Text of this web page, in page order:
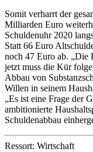
Somit verharrt der
Milliarden Euro
Schuldenuhr 2020
Statt 66 Euro
noch 47 Euro ab. „Die
jetzt muss die Kür
Abbau von
Willen in seinem
„Es ist eine Frage der
ambitionierte
Schuldenabbau
Ressort: Wirtschaft